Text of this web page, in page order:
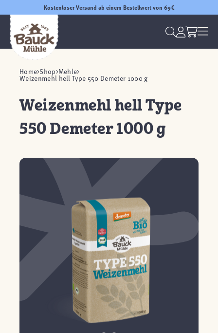
Kostenloser Versand ab einem Bestellwert von 69€
Home Shop Mehle
Weizenmehl hell Type 550 Demeter 1000 g
Weizenmehl hell Type
550 Demeter 1000 g